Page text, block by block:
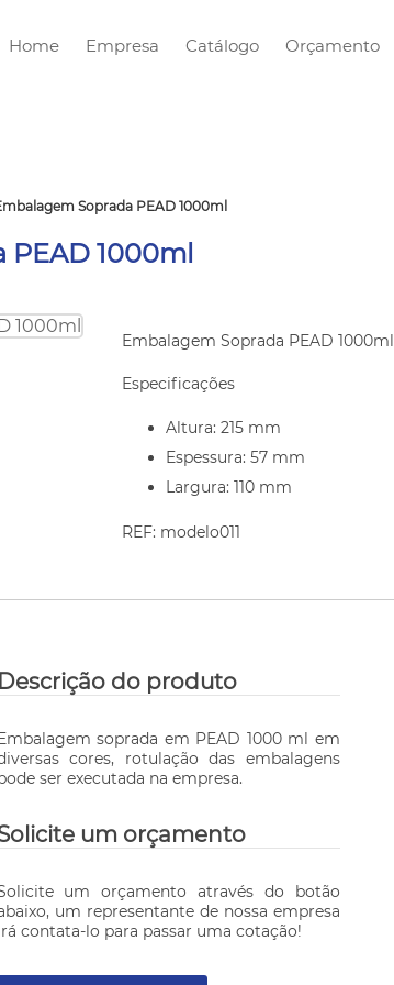
Home Empresa Catálogo Orçamento
Soprada PEAD 1000ml
1000ml
Embalagem Soprada PEAD 1000ml
Especificações
Altura: 215 mm
Espessura: 57 mm
Largura: 110 mm
REF: modelo011
Descrição do produto
soprada em PEAD 1000 ml em
cores, rotulação das embalagens
ser executada na empresa.
um orçamento
um orçamento através do botão
um representante de nossa empresa
contata-lo para passar uma cotação!